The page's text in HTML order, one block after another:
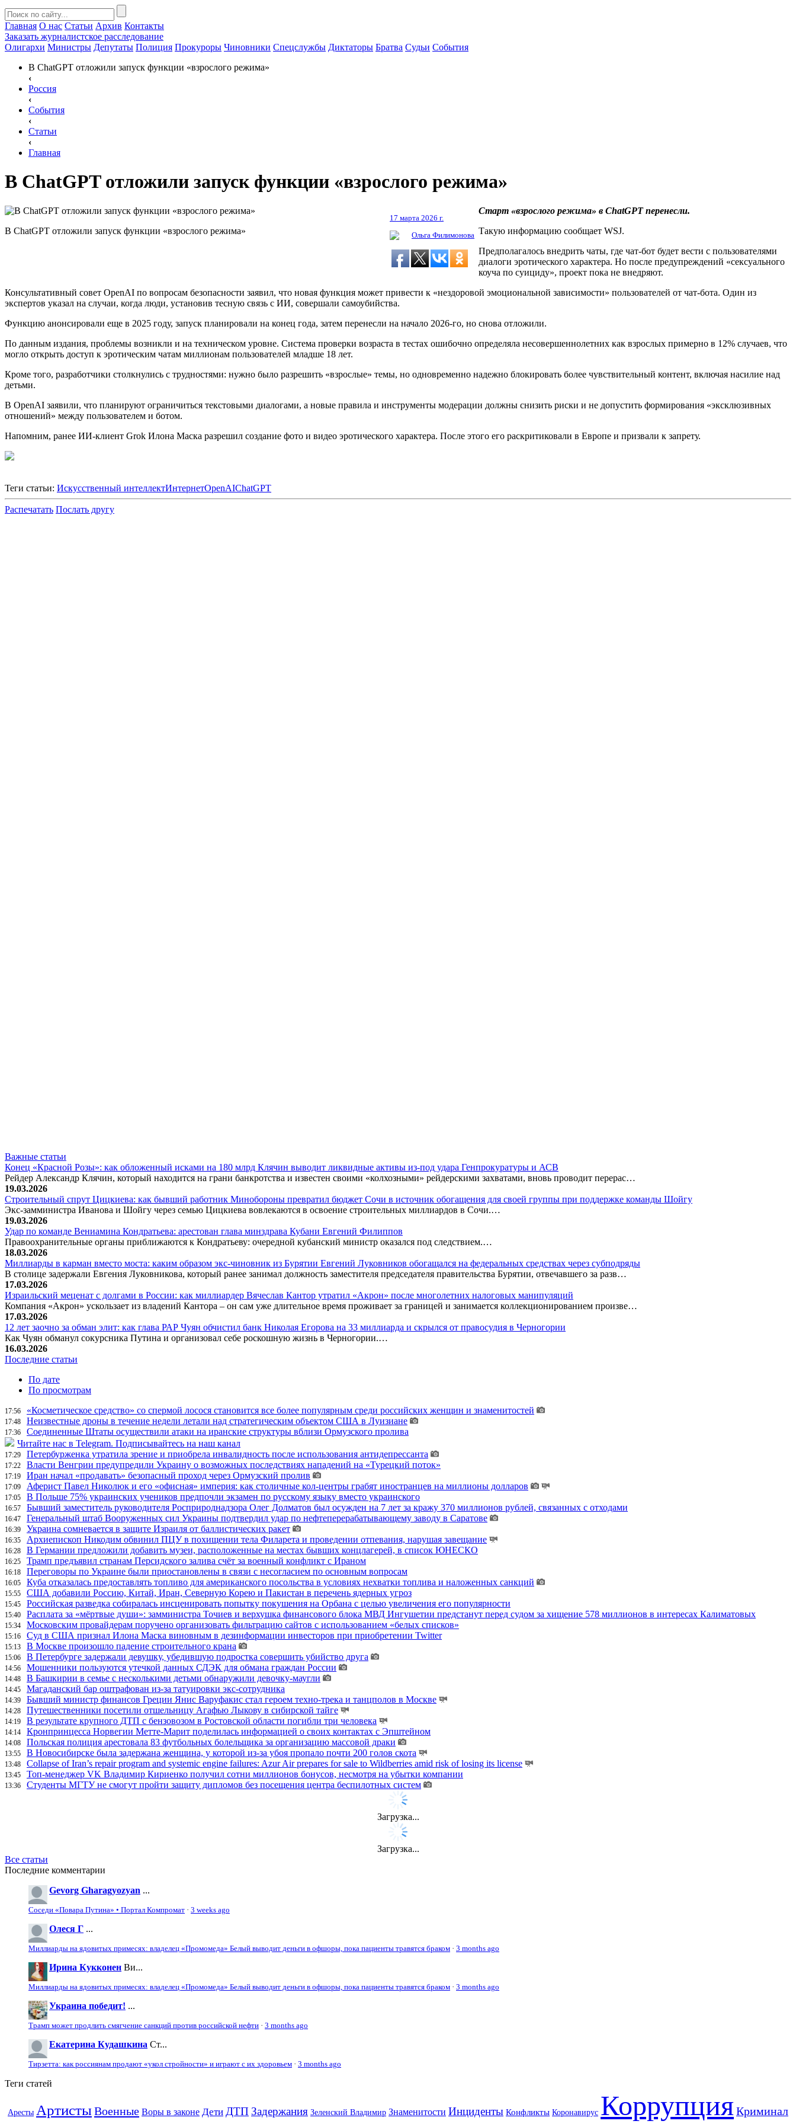
Главная О нас Статьи Архив Контакты
Заказать журналистское расследование
Олигархи Министры Депутаты Полиция Прокуроры Чиновники Спецслужбы Диктаторы Братва Судьи События
В ChatGPT отложили запуск функции «взрослого режима»
‹
Россия
‹
События
‹
Статьи
‹
Главная
В ChatGPT отложили запуск функции «взрослого режима»
В ChatGPT отложили запуск функции «взрослого режима»
17 марта 2026 г.
Ольга Филимонова
Старт «взрослого режима» в ChatGPT перенесли.
Такую информацию сообщает WSJ.
Предполагалось внедрить чаты, где чат-бот будет вести с пользователями
диалоги эротического характера. Но после предупреждений «сексуального
коуча по суициду», проект пока не внедряют.
Консультативный совет OpenAI по вопросам безопасности заявил, что новая функция может привести к «нездоровой эмоциональной зависимости» пользователей от чат-бота. Один из
экспертов указал на случаи, когда люди, установив тесную связь с ИИ, совершали самоубийства.
Функцию анонсировали еще в 2025 году, запуск планировали на конец года, затем перенесли на начало 2026-го, но снова отложили.
По данным издания, проблемы возникли и на техническом уровне. Система проверки возраста в тестах ошибочно определяла несовершеннолетних как взрослых примерно в 12% случаев, что
могло открыть доступ к эротическим чатам миллионам пользователей младше 18 лет.
Кроме того, разработчики столкнулись с трудностями: нужно было разрешить «взрослые» темы, но одновременно надежно блокировать более чувствительный контент, включая насилие над
детьми.
В OpenAI заявили, что планируют ограничиться текстовыми диалогами, а новые правила и инструменты модерации должны снизить риски и не допустить формирования «эксклюзивных
отношений» между пользователем и ботом.
Напомним, ранее ИИ-клиент Grok Илона Маска разрешил создание фото и видео эротического характера. После этого его раскритиковали в Европе и призвали к запрету.
Теги статьи: Искусственный интеллектИнтернетOpenAIChatGPT
Распечатать Послать другу
Важные статьи
Конец «Красной Розы»: как обложенный исками на 180 млрд Клячин выводит ликвидные активы из-под удара Генпрокуратуры и АСВ
Рейдер Александр Клячин, который находится на грани банкротства и известен своими «колхозными» рейдерскими захватами, вновь проводит перерас…
19.03.2026
Строительный спрут Цицкиева: как бывший работник Минобороны превратил бюджет Сочи в источник обогащения для своей группы при поддержке команды Шойгу
Экс-замминистра Иванова и Шойгу через семью Цицкиева вовлекаются в освоение строительных миллиардов в Сочи.…
19.03.2026
Удар по команде Вениамина Кондратьева: арестован глава минздрава Кубани Евгений Филиппов
Правоохранительные органы приближаются к Кондратьеву: очередной кубанский министр оказался под следствием.…
18.03.2026
Миллиарды в карман вместо моста: каким образом экс-чиновник из Бурятии Евгений Луковников обогащался на федеральных средствах через субподряды
В столице задержали Евгения Луковникова, который ранее занимал должность заместителя председателя правительства Бурятии, отвечавшего за разв…
17.03.2026
Израильский меценат с долгами в России: как миллиардер Вячеслав Кантор утратил «Акрон» после многолетних налоговых манипуляций
Компания «Акрон» ускользает из владений Кантора – он сам уже длительное время проживает за границей и занимается коллекционированием произве…
17.03.2026
12 лет заочно за обман элит: как глава РАР Чуян обчистил банк Николая Егорова на 33 миллиарда и скрылся от правосудия в Черногории
Как Чуян обманул сокурсника Путина и организовал себе роскошную жизнь в Черногории.…
16.03.2026
Последние статьи
По дате
По просмотрам
17:56 «Косметическое средство» со спермой лосося становится все более популярным среди российских женщин и знаменитостей
17:48 Неизвестные дроны в течение недели летали над стратегическим объектом США в Луизиане
17:36
Соединенные Штаты осуществили атаки на иранские структуры вблизи Ормузского пролива
Читайте нас в Telegram. Подписывайтесь на наш канал
17:29 Петербурженка утратила зрение и приобрела инвалидность после использования антидепрессанта
17:22 Власти Венгрии предупредили Украину о возможных последствиях нападений на «Турецкий поток»
17:19 Иран начал «продавать» безопасный проход через Ормузский пролив
17:09 Аферист Павел Николюк и его «офисная» империя: как столичные кол-центры грабят иностранцев на миллионы долларов
17:05 В Польше 75% украинских учеников предпочли экзамен по русскому языку вместо украинского
16:57 Бывший заместитель руководителя Росприроднадзора Олег Долматов был осужден на 7 лет за кражу 370 миллионов рублей, связанных с отходами
16:47 Генеральный штаб Вооруженных сил Украины подтвердил удар по нефтеперерабатывающему заводу в Саратове
16:39 Украина сомневается в защите Израиля от баллистических ракет
16:35 Архиепископ Никодим обвинил ПЦУ в похищении тела Филарета и проведении отпевания, нарушая завещание
16:28 В Германии предложили добавить музеи, расположенные на местах бывших концлагерей, в список ЮНЕСКО
16:25 Трамп предъявил странам Персидского залива счёт за военный конфликт с Ираном
16:18 Переговоры по Украине были приостановлены в связи с несогласием по основным вопросам
16:05 Куба отказалась предоставлять топливо для американского посольства в условиях нехватки топлива и наложенных санкций
15:55 США добавили Россию, Китай, Иран, Северную Корею и Пакистан в перечень ядерных угроз
15:45 Российская разведка собиралась инсценировать попытку покушения на Орбана с целью увеличения его популярности
15:40 Расплата за «мёртвые души»: замминистра Точиев и верхушка финансового блока МВД Ингушетии предстанут перед судом за хищение 578 миллионов в интересах Калиматовых
15:34 Московским провайдерам поручено организовать фильтрацию сайтов с использованием «белых списков»
15:16 Суд в США признал Илона Маска виновным в дезинформации инвесторов при приобретении Twitter
15:13 В Москве произошло падение строительного крана
15:06 В Петербурге задержали девушку, убедившую подростка совершить убийство друга
14:56 Мошенники пользуются утечкой данных СДЭК для обмана граждан России
14:48 В Башкирии в семье с несколькими детьми обнаружили девочку-маугли
14:45 Магаданский бар оштрафован из-за татуировки экс-сотрудника
14:39 Бывший министр финансов Греции Янис Варуфакис стал героем техно-трека и танцполов в Москве
14:28 Путешественники посетили отшельницу Агафью Лыкову в сибирской тайге
14:19 В результате крупного ДТП с бензовозом в Ростовской области погибли три человека
14:14 Кронпринцесса Норвегии Метте-Марит поделилась информацией о своих контактах с Эпштейном
14:08 Польская полиция арестовала 83 футбольных болельщика за организацию массовой драки
13:55 В Новосибирске была задержана женщина, у которой из-за убоя пропало почти 200 голов скота
13:48 Collapse of Iran’s repair program and systemic engine failures: Azur Air prepares for sale to Wildberries amid risk of losing its license
13:45 Топ-менеджер VK Владимир Кириенко получил сотни миллионов бонусов, несмотря на убытки компании
13:36 Студенты МГТУ не смогут пройти защиту дипломов без посещения центра беспилотных систем
Загрузка...
Загрузка...
Все статьи
Последние комментарии
Gevorg Gharagyozyan ...
Соседи «Повара Путина» • Портал Компромат · 3 weeks ago
Олеся Г ...
Миллиарды на ядовитых примесях: владелец «Промомеда» Белый выводит деньги в офшоры, пока пациенты травятся браком · 3 months ago
Ирина Кукконен Ви...
Миллиарды на ядовитых примесях: владелец «Промомеда» Белый выводит деньги в офшоры, пока пациенты травятся браком · 3 months ago
Украина победит! ...
Трамп может продлить смягчение санкций против российской нефти · 3 months ago
Екатерина Кудашкина Ст...
Тирзетта: как россиянам продают «укол стройности» и играют с их здоровьем · 3 months ago
Теги статей
Аресты АртистыВоенные Воры в законе Дети ДТП Задержания Зеленский Владимир Знаменитости Инциденты Конфликты Коронавирус КоррупцияКриминал